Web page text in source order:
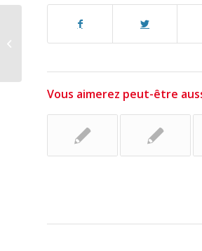
Vous aimerez peut-être
Revit MEP 2014 Service Pack 1